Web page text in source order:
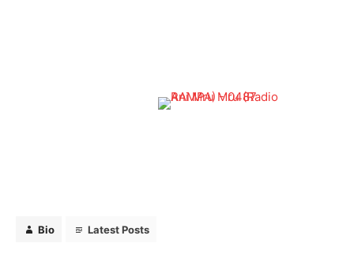
www.RAMPATV.com, a także dodaj kanał RAMPA TV
Bio Latest Posts